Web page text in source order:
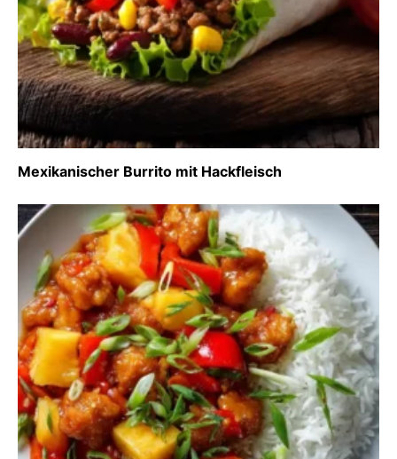
Mexikanischer Burrito mit Hackfleisch